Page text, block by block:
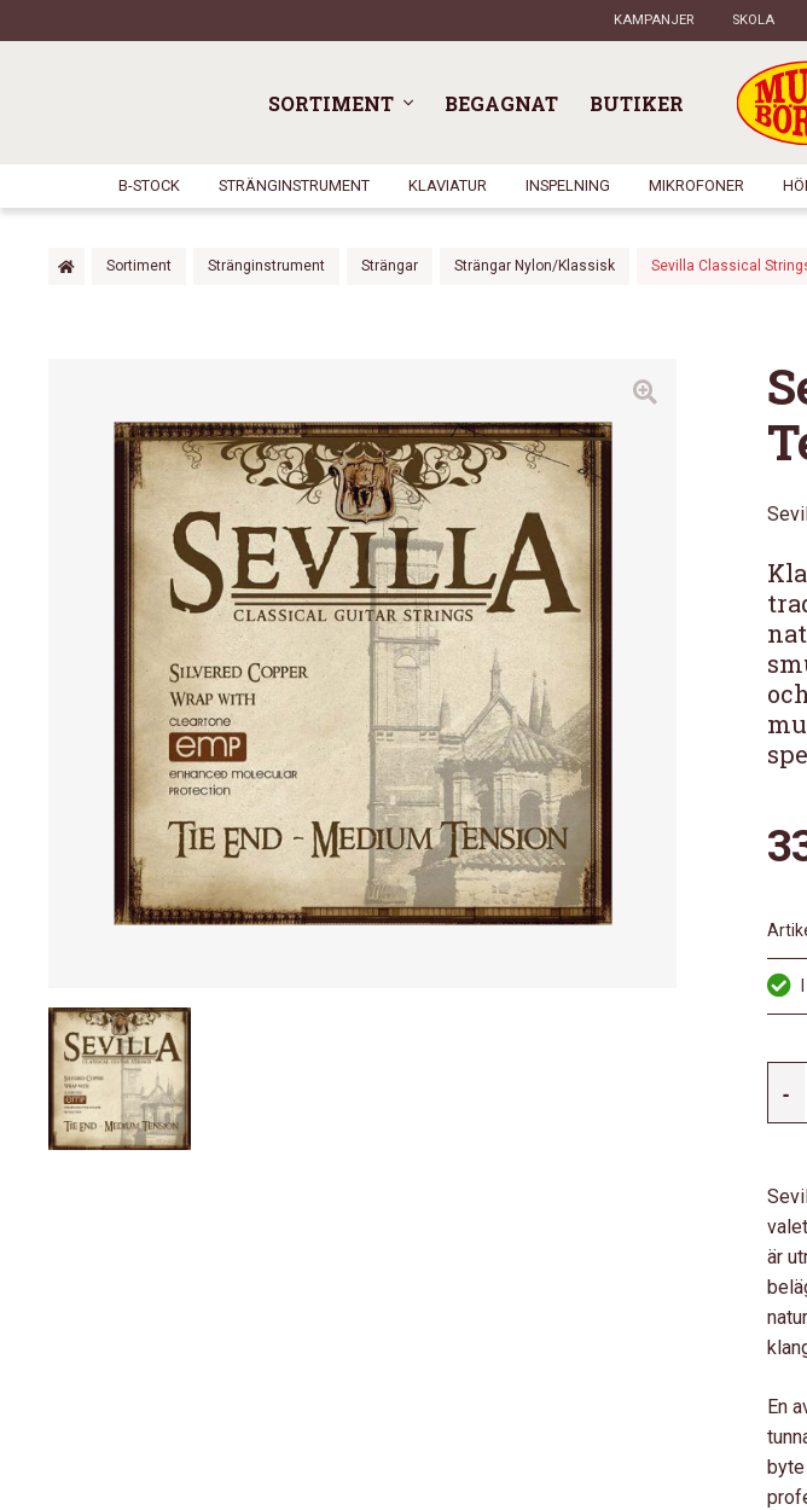
KAMPANJER SKOLA
SORTIMENT BEGAGNAT BUTIKER
B-STOCK STRÄNGINSTRUMENT KLAVIATUR INSPELNING MIKROFONER
Sortiment Stränginstrument Strängar Strängar Nylon/Klassisk Sevilla Classical
-
är
En